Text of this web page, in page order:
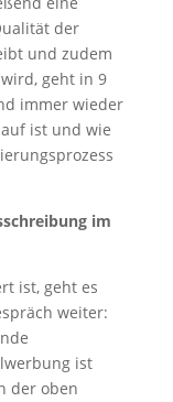
der
und zudem
geht in 9
immer wieder
ist und wie
im
ist, geht es
weiter:
ist
der oben